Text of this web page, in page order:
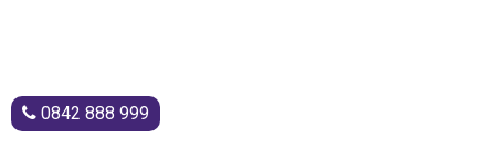
0842 888 999